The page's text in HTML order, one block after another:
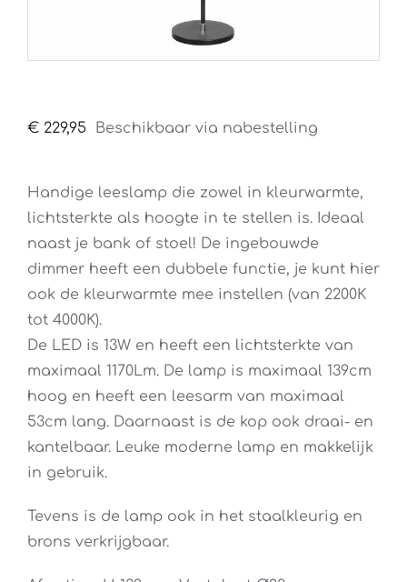
€ 229,95 Beschikbaar via nabestelling
Handige leeslamp die zowel in kleurwarmte,
lichtsterkte als hoogte in te stellen is. Ideaal
naast je bank of stoel! De ingebouwde
dimmer heeft een dubbele functie, je kunt hier
ook de kleurwarmte mee instellen (van 2200K
tot 4000K).
De LED is 13W en heeft een lichtsterkte van
maximaal 1170Lm. De lamp is maximaal 139cm
hoog en heeft een leesarm van maximaal
53cm lang. Daarnaast is de kop ook draai- en
kantelbaar. Leuke moderne lamp en makkelijk
in gebruik.
Tevens is de lamp ook in het staalkleurig en
brons verkrijgbaar.